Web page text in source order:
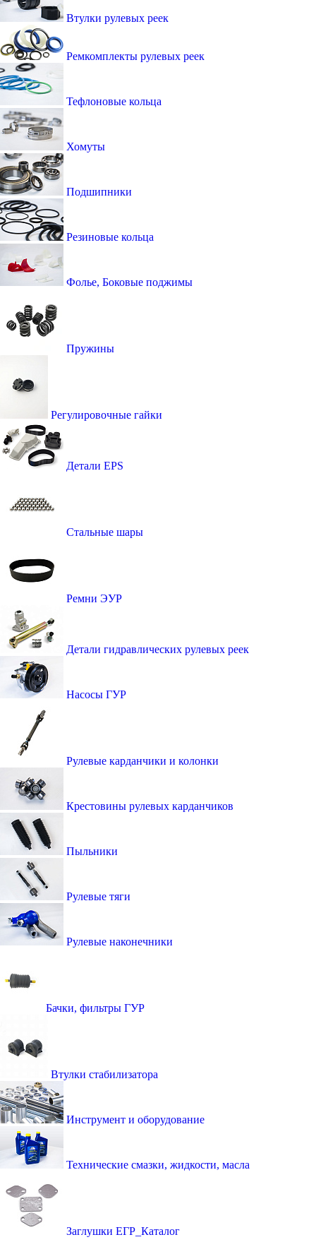
Втулки рулевых реек
Ремкомплекты рулевых реек
Тефлоновые кольца
Хомуты
Подшипники
Резиновые кольца
Фолье, Боковые поджимы
Пружины
Регулировочные гайки
Детали EPS
Стальные шары
Ремни ЭУР
Детали гидравлических рулевых реек
Насосы ГУР
Рулевые карданчики и колонки
Крестовины рулевых карданчиков
Пыльники
Рулевые тяги
Рулевые наконечники
Бачки, фильтры ГУР
Втулки стабилизатора
Инструмент и оборудование
Технические смазки, жидкости, масла
Заглушки ЕГР_Каталог